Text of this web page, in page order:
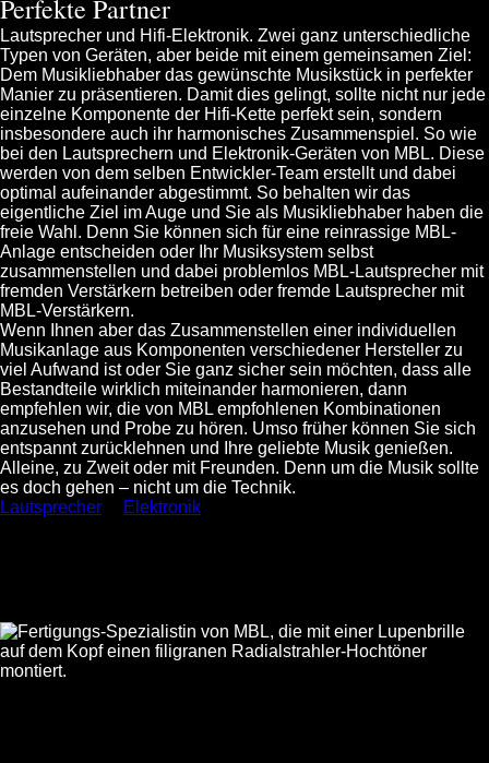
Perfekte Partner
Lautsprecher und Hifi-Elektronik. Zwei ganz unterschiedliche
Typen von Geräten, aber beide mit einem gemeinsamen Ziel:
Dem Musikliebhaber das gewünschte Musikstück in perfekter
Manier zu präsentieren. Damit dies gelingt, sollte nicht nur jede
einzelne Komponente der Hifi-Kette perfekt sein, sondern
insbesondere auch ihr harmonisches Zusammenspiel. So wie
bei den Lautsprechern und Elektronik-Geräten von MBL. Diese
werden von dem selben Entwickler-Team erstellt und dabei
optimal aufeinander abgestimmt. So behalten wir das
eigentliche Ziel im Auge und Sie als Musikliebhaber haben die
freie Wahl. Denn Sie können sich für eine reinrassige MBL-
Anlage entscheiden oder Ihr Musiksystem selbst
zusammenstellen und dabei problemlos MBL-Lautsprecher mit
fremden Verstärkern betreiben oder fremde Lautsprecher mit
MBL-Verstärkern.
Wenn Ihnen aber das Zusammenstellen einer individuellen
Musikanlage aus Komponenten verschiedener Hersteller zu
viel Aufwand ist oder Sie ganz sicher sein möchten, dass alle
Bestandteile wirklich miteinander harmonieren, dann
empfehlen wir, die von MBL empfohlenen Kombinationen
anzusehen und Probe zu hören. Umso früher können Sie sich
entspannt zurücklehnen und Ihre geliebte Musik genießen.
Alleine, zu Zweit oder mit Freunden. Denn um die Musik sollte
es doch gehen – nicht um die Technik.
Lautsprecher
Elektronik